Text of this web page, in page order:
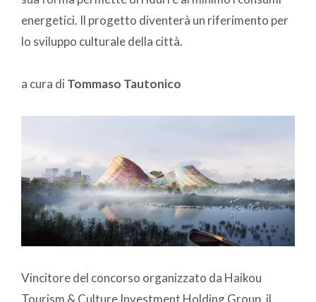
energetici. Il progetto diventerà un riferimento per
lo sviluppo culturale della città.
a cura di Tommaso Tautonico
Vincitore del concorso organizzato da Haikou
Tourism & Culture Investment Holding Group, il